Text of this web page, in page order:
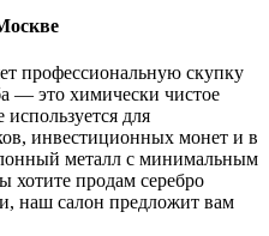
профессиональную скупку
— это химически чистое
для
инвестиционных монет и в
металл с минимальным
хотите продам серебро
наш салон предложит вам